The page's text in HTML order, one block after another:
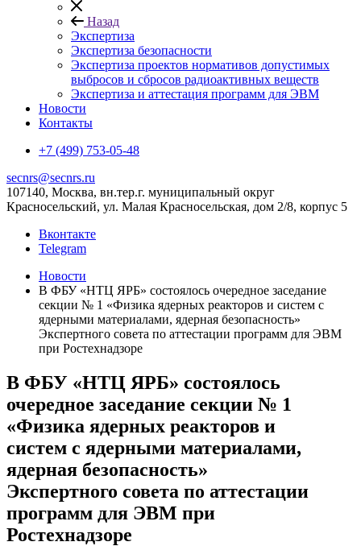
Назад
Экспертиза
Экспертиза безопасности
Экспертиза проектов нормативов допустимых
выбросов и сбросов радиоактивных веществ
Экспертиза и аттестация программ для ЭВМ
Новости
Контакты
+7 (499) 753-05-48
secnrs@secnrs.ru
107140, Москва, вн.тер.г. муниципальный округ
Красносельский, ул. Малая Красносельская, дом 2/8, корпус 5
Вконтакте
Telegram
Новости
В ФБУ «НТЦ ЯРБ» состоялось очередное заседание
секции № 1 «Физика ядерных реакторов и систем с
ядерными материалами, ядерная безопасность»
Экспертного совета по аттестации программ для ЭВМ
при Ростехнадзоре
В ФБУ «НТЦ ЯРБ» состоялось
очередное заседание секции № 1
«Физика ядерных реакторов и
систем с ядерными материалами,
ядерная безопасность»
Экспертного совета по аттестации
программ для ЭВМ при
Ростехнадзоре